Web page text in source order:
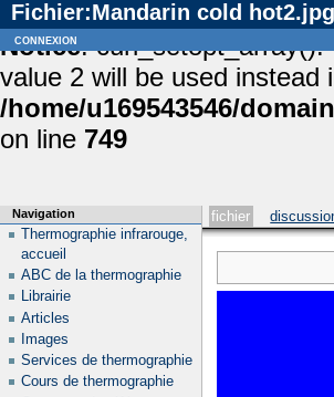
Notice:
value 2 will be used instead
/home/u169543546/
on line 749
Fichier:Mandarin cold hot2.jpg
fichier
Navigation
Thermographie infrarouge,
accueil
ABC de la thermographie
Librairie
Articles
Images
Services de thermographie
Cours de thermographie
connexion